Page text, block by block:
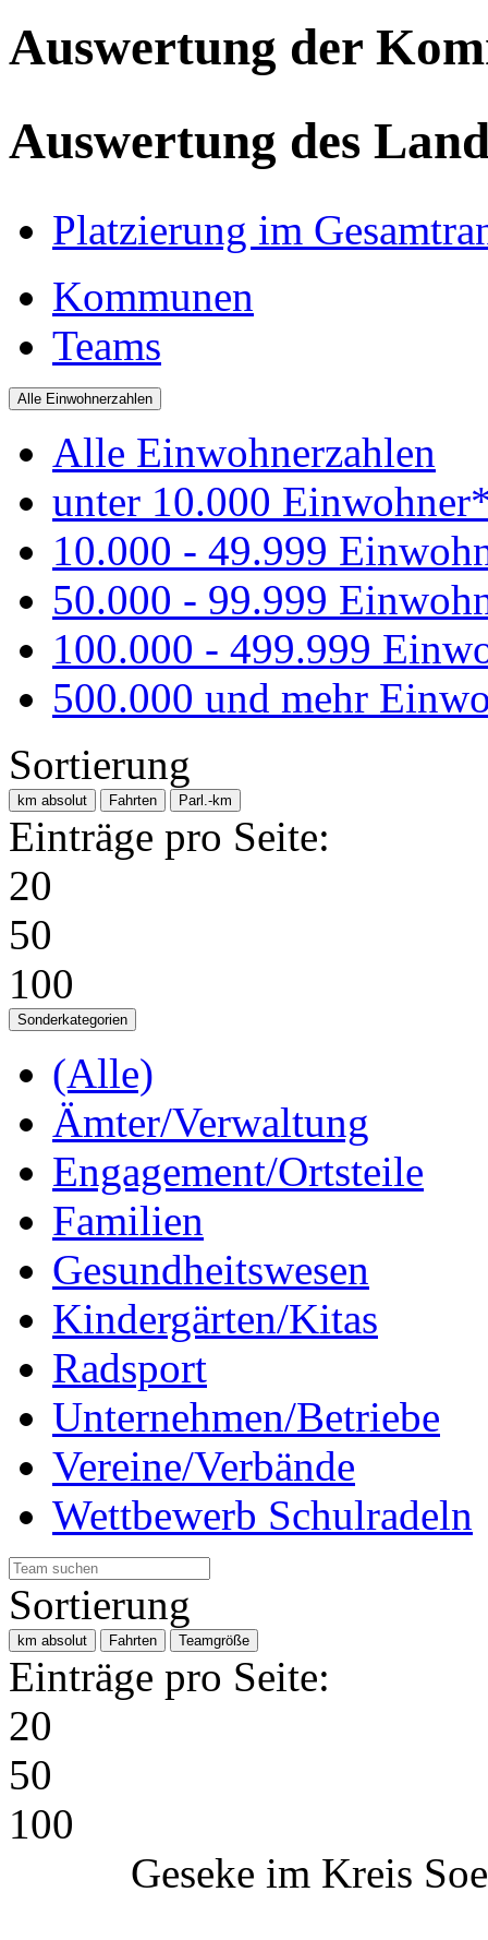
Auswertung der
Auswertung des
Platzierung im
Kommunen
Teams
Alle Einwohnerzahlen
Alle Einwohnerzahlen
unter 10.000
10.000 - 49.999
50.000 - 99.999
100.000 - 499.999
500.000 und mehr
Sortierung
km absolut Fahrten Parl.-km
Einträge pro Seite:
20
50
100
Sonderkategorien
(Alle)
Ämter/Verwaltung
Engagement/Ortsteile
Familien
Gesundheitswesen
Kindergärten/Kitas
Radsport
Unternehmen/Betriebe
Vereine/Verbände
Wettbewerb Schulradeln
Sortierung
km absolut Fahrten Teamgröße
Einträge pro Seite:
20
50
100
Geseke im Kreis